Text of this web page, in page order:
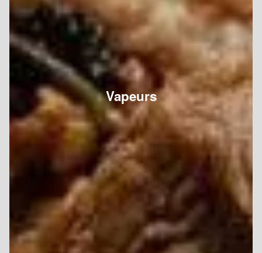
Vapeurs